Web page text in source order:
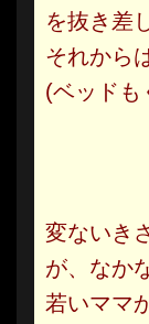
を抜き差
それから
(ベッドも
変ないき
が、なか
若いママ